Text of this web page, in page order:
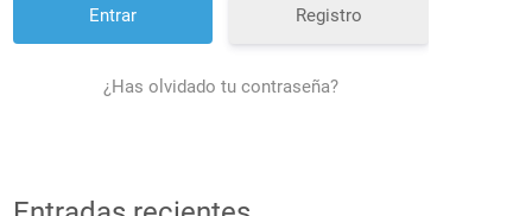
Registro
¿Has olvidado tu contraseña?